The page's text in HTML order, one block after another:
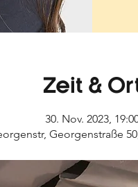
Zeit &
30. Nov. 2023,
Georgenstraße